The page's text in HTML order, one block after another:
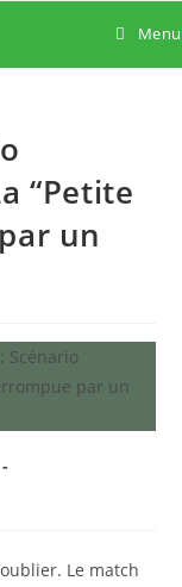
Menu
“Petite
un
Le match